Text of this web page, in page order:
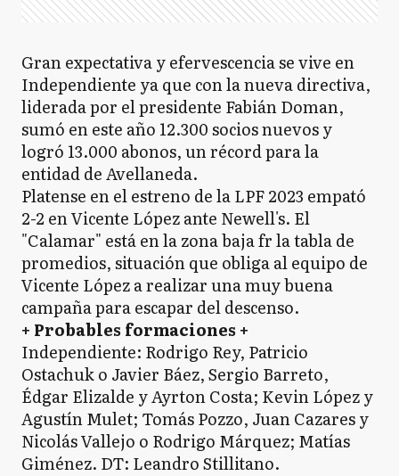
Gran expectativa y efervescencia se vive en
Independiente ya que con la nueva directiva,
liderada por el presidente Fabián Doman,
sumó en este año 12.300 socios nuevos y
logró 13.000 abonos, un récord para la
entidad de Avellaneda.
Platense en el estreno de la LPF 2023 empató
2-2 en Vicente López ante Newell's. El
"Calamar" está en la zona baja fr la tabla de
promedios, situación que obliga al equipo de
Vicente López a realizar una muy buena
campaña para escapar del descenso.
+ Probables formaciones +
Independiente: Rodrigo Rey, Patricio
Ostachuk o Javier Báez, Sergio Barreto,
Édgar Elizalde y Ayrton Costa; Kevin López y
Agustín Mulet; Tomás Pozzo, Juan Cazares y
Nicolás Vallejo o Rodrigo Márquez; Matías
Giménez. DT: Leandro Stillitano.